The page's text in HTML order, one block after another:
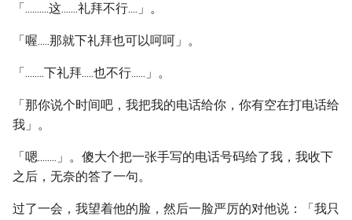
「..........这.......礼拜不行....」。
「喔.....那就下礼拜也可以呵呵」。
「........下礼拜.....也不行......」。
「那你说个时间吧，我把我的电话给你，你有空在打电话给
我」。
「嗯........」。傻大个把一张手写的电话号码给了我，我收下
之后，无奈的答了一句。
过了一会，我望着他的脸，然后一脸严厉的对他说：「我只